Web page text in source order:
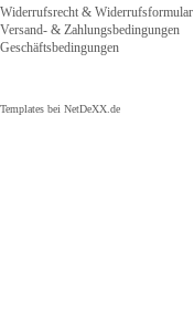
Widerrufsrecht & Widerrufsformular
Versand- & Zahlungsbedingungen
Geschäftsbedingungen
Templates bei NetDeXX.de